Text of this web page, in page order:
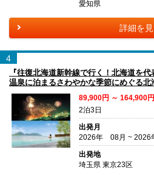
愛知県
詳細を
4
『往復北海道新幹線で行く！北海道を
温泉に泊まるさわやかな季節にめぐる
89,900円 ～ 164,900円
2泊3日
出発月
2026年 08月 ~ 2026
出発地
埼玉県 東京23区